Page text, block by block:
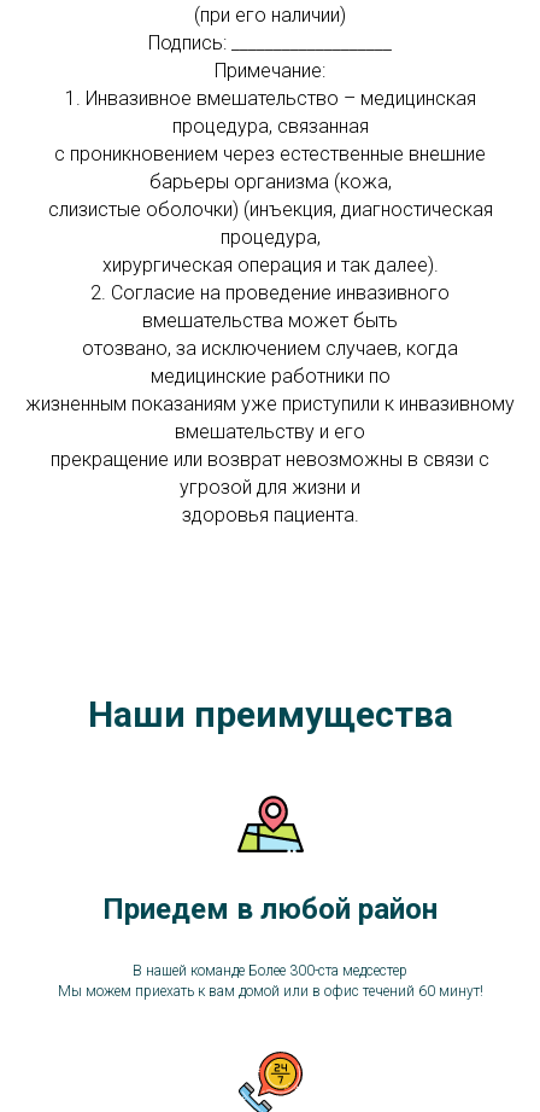
(при его наличии)
Подпись: ___________________
Примечание:
1. Инвазивное вмешательство – медицинская
процедура, связанная
с проникновением через естественные внешние
барьеры организма (кожа,
слизистые оболочки) (инъекция, диагностическая
процедура,
хирургическая операция и так далее).
2. Согласие на проведение инвазивного
вмешательства может быть
отозвано, за исключением случаев, когда
медицинские работники по
жизненным показаниям уже приступили к инвазивному
вмешательству и его
прекращение или возврат невозможны в связи с
угрозой для жизни и
здоровья пациента.
Наши преимущества
Приедем в любой район
В нашей команде Более 300-ста медсестер
Мы можем приехать к вам домой или в офис течений 60 минут!